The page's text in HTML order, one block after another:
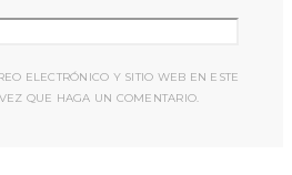
ELECTRÓNICO Y SITIO WEB EN ESTE
QUE HAGA UN COMENTARIO.